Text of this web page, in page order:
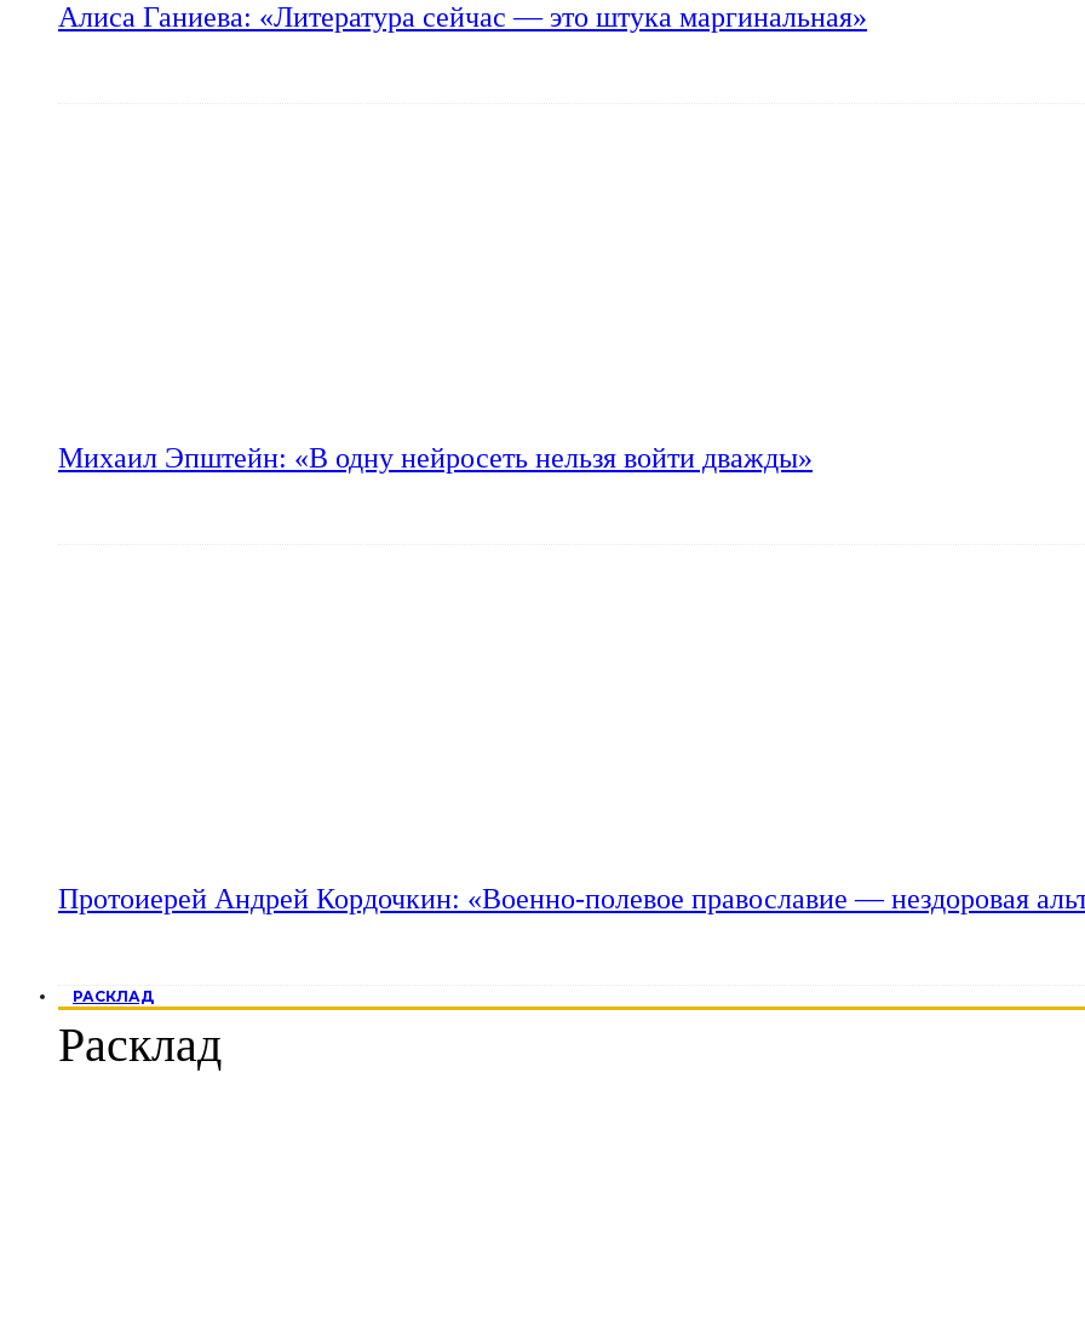
Алиса Ганиева: «Литература сейчас — это штука маргинальная»
Михаил Эпштейн: «В одну нейросеть нельзя войти дважды»
Протоиерей Андрей Кордочкин: «Военно-полевое православие — нездоровая
РАСКЛАД
Расклад